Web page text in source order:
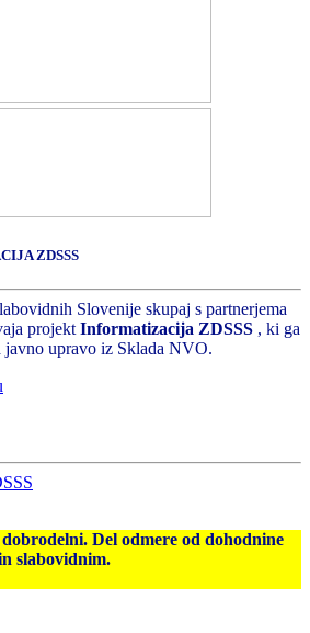
ZDSSS
Slovenije skupaj s partnerjema
projekt Informatizacija ZDSSS , ki ga
javno upravo iz Sklada NVO.
dobrodelni. Del odmere od dohodnine
slabovidnim.